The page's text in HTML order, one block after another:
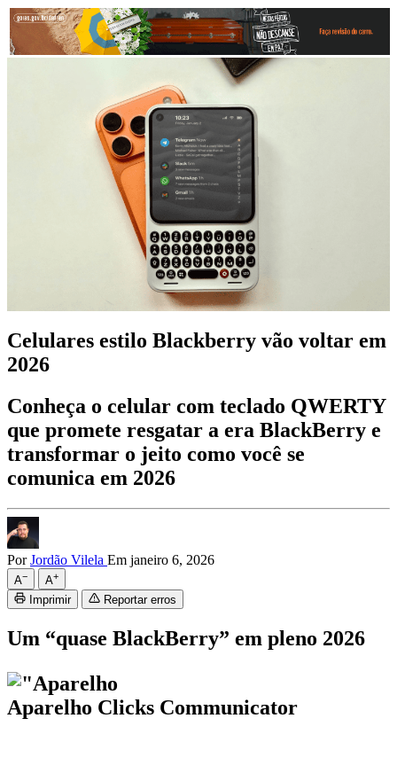
Celulares estilo Blackberry vão voltar em
2026
Conheça o celular com teclado QWERTY
que promete resgatar a era BlackBerry e
transformar o jeito como você se
comunica em 2026
PorJordão Vilela Em janeiro 6, 2026
A− A+
Imprimir Reportar erros
Um “quase BlackBerry” em pleno 2026
Aparelho Clicks Communicator